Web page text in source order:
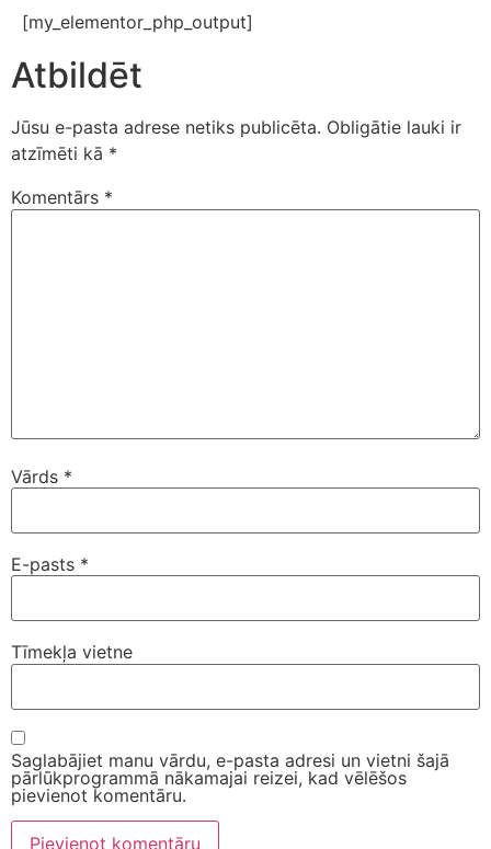
[my_elementor_php_output]
Atbildēt
Jūsu e-pasta adrese netiks publicēta. Obligātie lauki ir
atzīmēti kā *
Komentārs *
Vārds *
E-pasts *
Tīmekļa vietne
Saglabājiet manu vārdu, e-pasta adresi un vietni šajā
pārlūkprogrammā nākamajai reizei, kad vēlēšos
pievienot komentāru.